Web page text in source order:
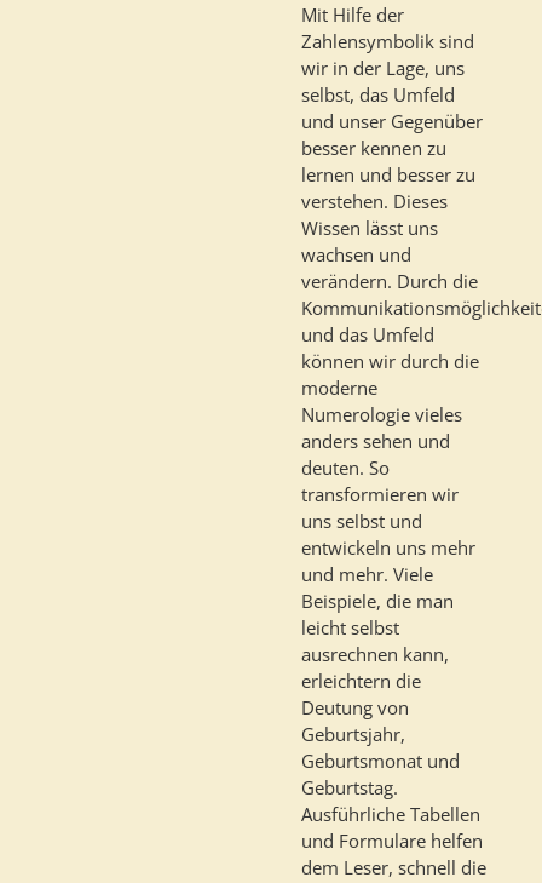
Mit Hilfe der
Zahlensymbolik sind
wir in der Lage, uns
selbst, das Umfeld
und unser Gegenüber
besser kennen zu
lernen und besser zu
verstehen. Dieses
Wissen lässt uns
wachsen und
verändern. Durch die
und das Umfeld
können wir durch die
moderne
Numerologie vieles
anders sehen und
deuten. So
transformieren wir
uns selbst und
entwickeln uns mehr
und mehr. Viele
Beispiele, die man
leicht selbst
ausrechnen kann,
erleichtern die
Deutung von
Geburtsjahr,
Geburtsmonat und
Geburtstag.
Ausführliche Tabellen
und Formulare helfen
dem Leser, schnell die